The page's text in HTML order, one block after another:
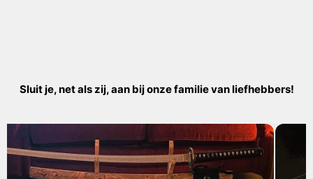
Sluit je, net als zij, aan bij onze familie van liefhebbers!